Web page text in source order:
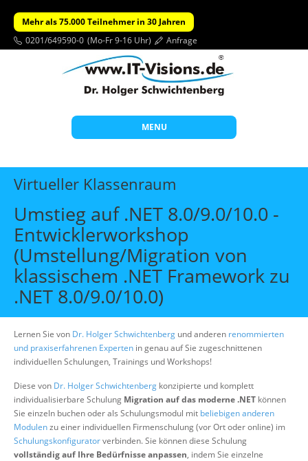
Mehr als 75.000 Teilnehmer in 30 Jahren
0201/649590-0 (Mo-Fr 9-16 Uhr) Anfrage
MENU
Start
Themen
Beratung
Individuelle Schulungen
Offene Seminare
Wissen
Über uns
Suche
Virtueller Klassenraum
Umstieg auf .NET 8.0/9.0/10.0 -
Entwicklerworkshop
(Umstellung/Migration von
klassischem .NET Framework zu
.NET 8.0/9.0/10.0)
Lernen Sie von Dr. Holger Schwichtenberg und anderen renommierten
und praxiserfahrenen Experten in genau auf Sie zugeschnittenen
individuellen Schulungen, Trainings und Workshops!
Diese von Dr. Holger Schwichtenberg konzipierte und komplett
individualisierbare Schulung Migration auf das moderne .NET können
Sie einzeln buchen oder als Schulungsmodul mit beliebigen anderen
Modulenzu einer individuellen Firmenschulung (vor Ort oder online) im
Schulungskonfiguratorverbinden. Sie können diese Schulung
vollständig auf Ihre Bedürfnisse anpassen, indem Sie einzelne